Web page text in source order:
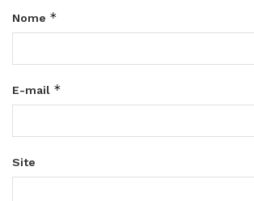
Nome *
E-mail *
Site